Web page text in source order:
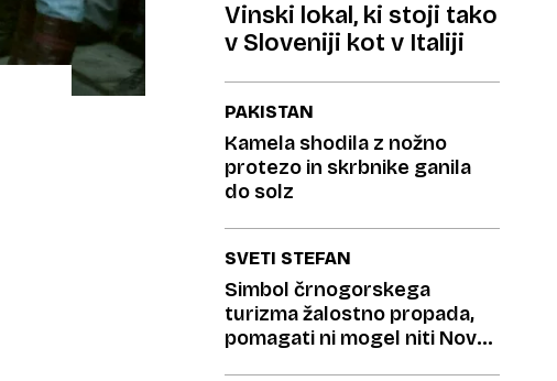
Vinski lokal, ki stoji tako
v Sloveniji kot v Italiji
PAKISTAN
Kamela shodila z nožno
protezo in skrbnike ganila
do solz
SVETI STEFAN
Simbol črnogorskega
turizma žalostno propada,
pomagati ni mogel niti Novak